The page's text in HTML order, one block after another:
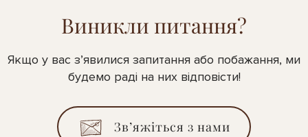
Виникли питання?
Якщо у вас з’явилися запитання або побажання, ми
будемо раді на них відповісти!
Зв’яжіться з нами